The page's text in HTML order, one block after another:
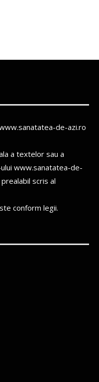
de-azi.ro
a textelor sau a
www.sanatatea-de-
scris al
conform legii.